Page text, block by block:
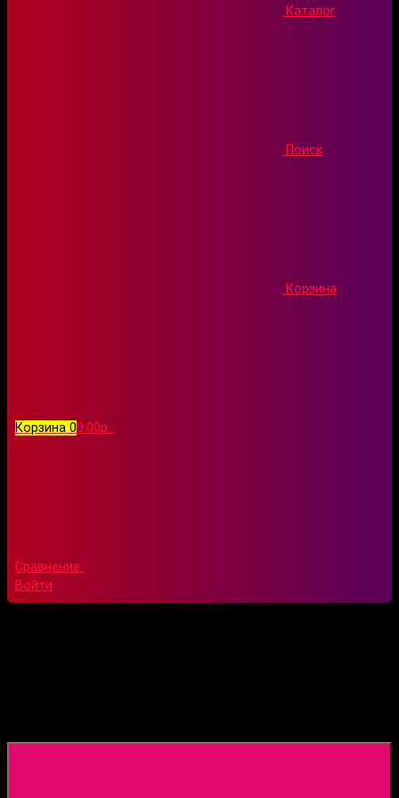
Каталог
Поиск
Корзина
Корзина 00.00р.
Сравнение
Войти